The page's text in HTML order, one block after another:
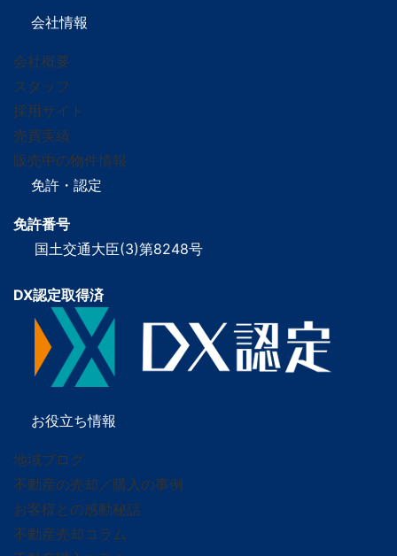
会社情報
会社概要
スタッフ
採用サイト
売買実績
販売中の物件情報
免許・認定
免許番号
国土交通大臣(3)第8248号
DX認定取得済
お役立ち情報
地域ブログ
不動産の売却／購入の事例
お客様との感動秘話
不動産売却コラム